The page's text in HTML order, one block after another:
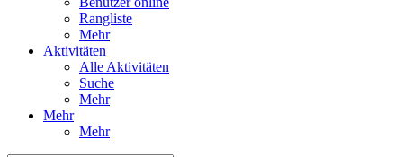
Rangliste
Mehr
Aktivitäten
Alle Aktivitäten
Suche
Mehr
Mehr
Mehr